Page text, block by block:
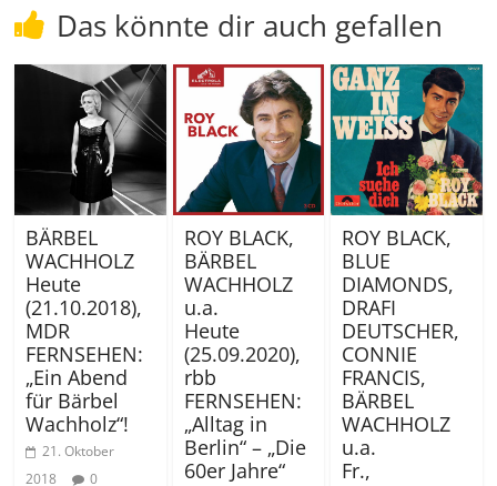
Das könnte dir auch gefallen
BÄRBEL
WACHHOLZ
Heute
(21.10.2018),
MDR
FERNSEHEN:
„Ein Abend
für Bärbel
Wachholz“!
21. Oktober
2018
0
ROY BLACK,
BÄRBEL
WACHHOLZ
u.a.
Heute
(25.09.2020),
rbb
FERNSEHEN:
„Alltag in
Berlin“ – „Die
60er Jahre“
ROY BLACK,
BLUE
DIAMONDS,
DRAFI
DEUTSCHER,
CONNIE
FRANCIS,
BÄRBEL
WACHHOLZ
u.a.
Fr.,